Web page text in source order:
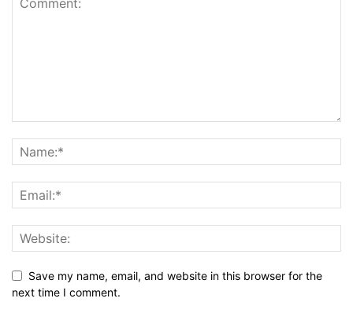
Save my name, email, and website in this browser for the
next time I comment.